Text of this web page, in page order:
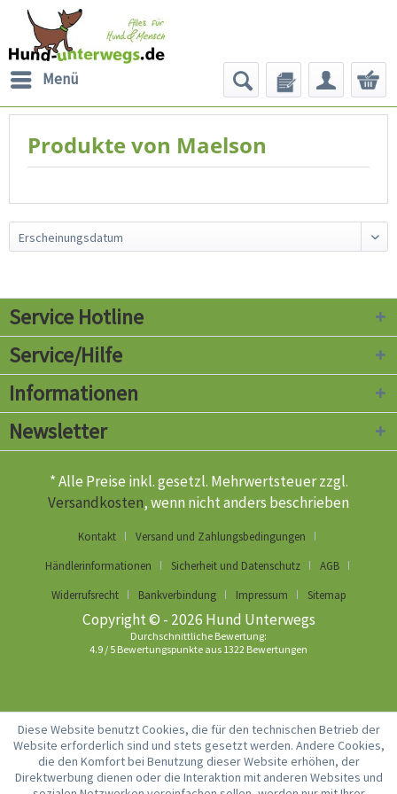
Menü
Produkte von Maelson
Service Hotline
Service/Hilfe
Informationen
Newsletter
* Alle Preise inkl. gesetzl. Mehrwertsteuer zzgl.
Versandkosten, wenn nicht anders beschrieben
Kontakt
Versand und Zahlungsbedingungen
Händlerinformationen
Sicherheit und Datenschutz
AGB
Widerrufsrecht
Bankverbindung Impressum Sitemap
Copyright © - 2026 Hund Unterwegs
Durchschnittliche Bewertung:
4.9 / 5 Bewertungspunkte aus 1322 Bewertungen
Diese Website benutzt Cookies, die für den technischen Betrieb der
Website erforderlich sind und stets gesetzt werden. Andere Cookies,
die den Komfort bei Benutzung dieser Website erhöhen, der
Direktwerbung dienen oder die Interaktion mit anderen Websites und